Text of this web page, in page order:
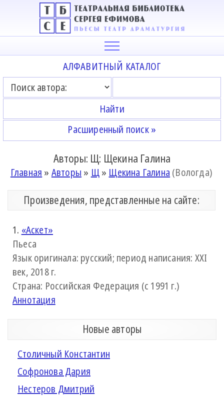
АЛФАВИТНЫЙ КАТАЛОГ
Расширенный поиск »
Авторы: Щ: Щекина Галина
Главная » Авторы » Щ» Щекина Галина (Вологда)
Произведения, представленные на сайте:
1. «Аскет»
Пьеса
Язык оригинала: русский; период написания: XXI
век, 2018 г.
Страна: Российская Федерация (с 1991 г.)
Аннотация
Новые авторы
Столичный Константин
Софронова Дария
Нестеров Дмитрий